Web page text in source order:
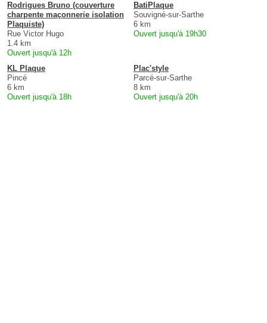
Rodrigues Bruno (couverture
charpente maçonnerie isolation
Plaquiste)
Rue Victor Hugo
1.4 km
Ouvert jusqu'à 12h
BatiPlaque
Souvigné-sur-Sarthe
6 km
Ouvert jusqu'à 19h30
KL Plaque
Pincé
6 km
Ouvert jusqu'à 18h
Plac'style
Parcé-sur-Sarthe
8 km
Ouvert jusqu'à 20h